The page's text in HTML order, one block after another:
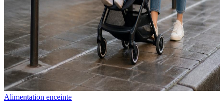
Alimentation enceinte